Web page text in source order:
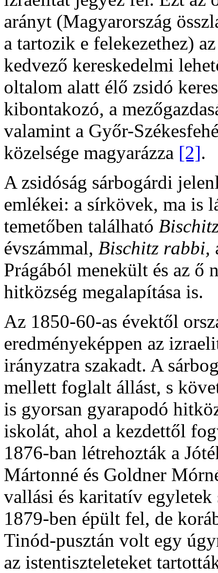
arányt (Magyarország
a tartozik e felekezethez)
kedvező kereskedelmi
oltalom alatt élő zsidó
kibontakozó, a
valamint a Győr-
közelsége magyarázza [2].
A zsidóság sárbogárdi
emlékei: a sírkövek, ma is
temetőben található
évszámmal, Bischitz rabbi,
Prágából menekült és az ő
hitközség megalapítása is.
Az 1850-60-as évektől
eredményeképpen az
irányzatra szakadt. A
mellett foglalt állást, s
is gyorsan gyarapodó
iskolát, ahol a kezdettől
1876-ban létrehozták a
Mártonné és Goldner
vallási és karitatív
1879-ben épült fel, de
Tinód-pusztán volt egy
az istentiszteleteket